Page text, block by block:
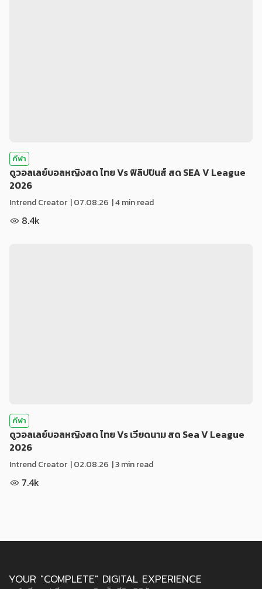
กีฬา
ดูวอลเลย์บอลหญิงสด ไทย Vs ฟิลิปปินส์ สด SEA V League
2026
Intrend Creator |07.08.26 | 4 min read
8.4k
กีฬา
ดูวอลเลย์บอลหญิงสด ไทย Vs เวียดนาม สด Sea V League
2026
Intrend Creator |02.08.26 | 3 min read
7.4k
YOUR "COMPLETE" DIGITAL EXPERIENCE